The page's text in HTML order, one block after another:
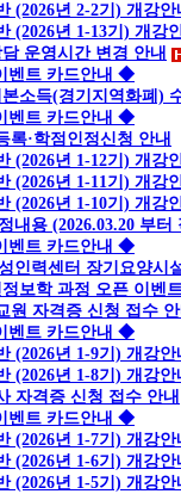
(2026년 2-2기) 개강안
(2026년 1-13기) 개강
운영시간 변경 안내
벤트 카드안내 ◆
소득(경기지역화폐)
벤트 카드안내 ◆
록·학점인정신청 안내
(2026년 1-12기) 개강
(2026년 1-11기) 개강
(2026년 1-10기) 개강
내용 (2026.03.20 부터
벤트 카드안내 ◆
인력센터 장기요양시
보학 과정 오픈 이벤
원 자격증 신청 접수
벤트 카드안내 ◆
(2026년 1-9기) 개강안
(2026년 1-8기) 개강안
자격증 신청 접수 안내
벤트 카드안내 ◆
(2026년 1-7기) 개강안
(2026년 1-6기) 개강안
(2026년 1-5기) 개강안